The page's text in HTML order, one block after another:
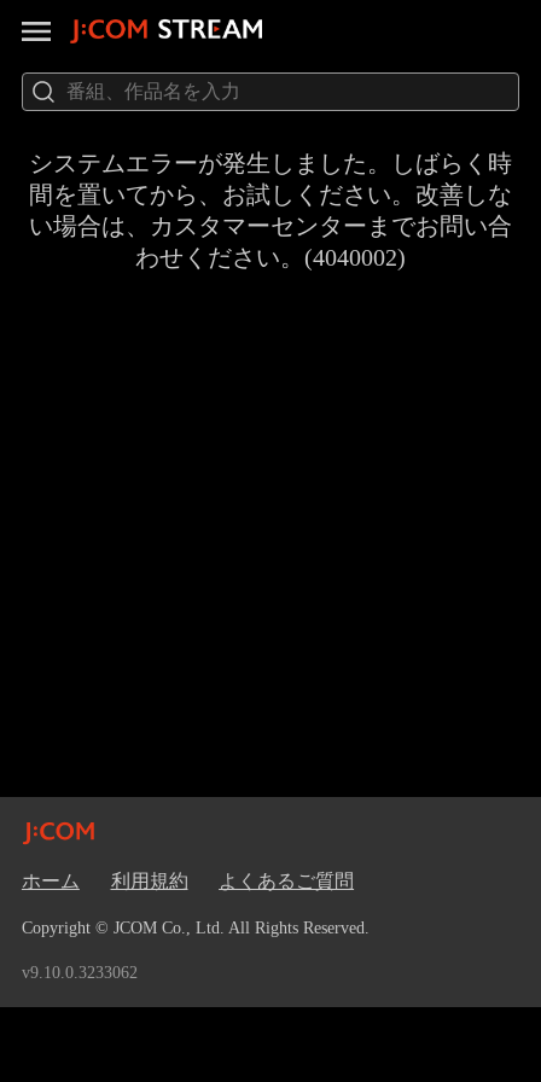
システムエラーが発生しました。しばらく時
間を置いてから、お試しください。改善しな
い場合は、カスタマーセンターまでお問い合
わせください。(4040002)
ホーム 利用規約 よくあるご質問
Copyright © JCOM Co., Ltd. All Rights Reserved.
v9.10.0.3233062